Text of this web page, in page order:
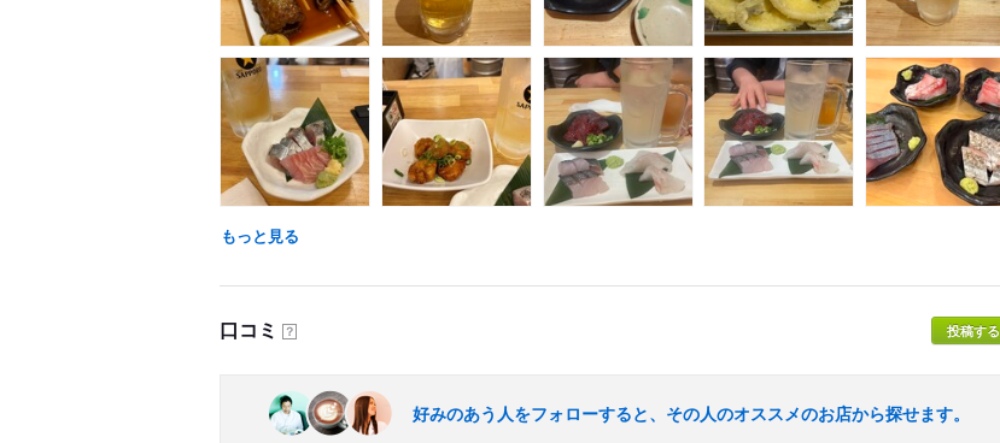
もっと見る
口コミ ？ 投稿する
好みのあう人をフォローすると、その人のオススメのお店から探せます。